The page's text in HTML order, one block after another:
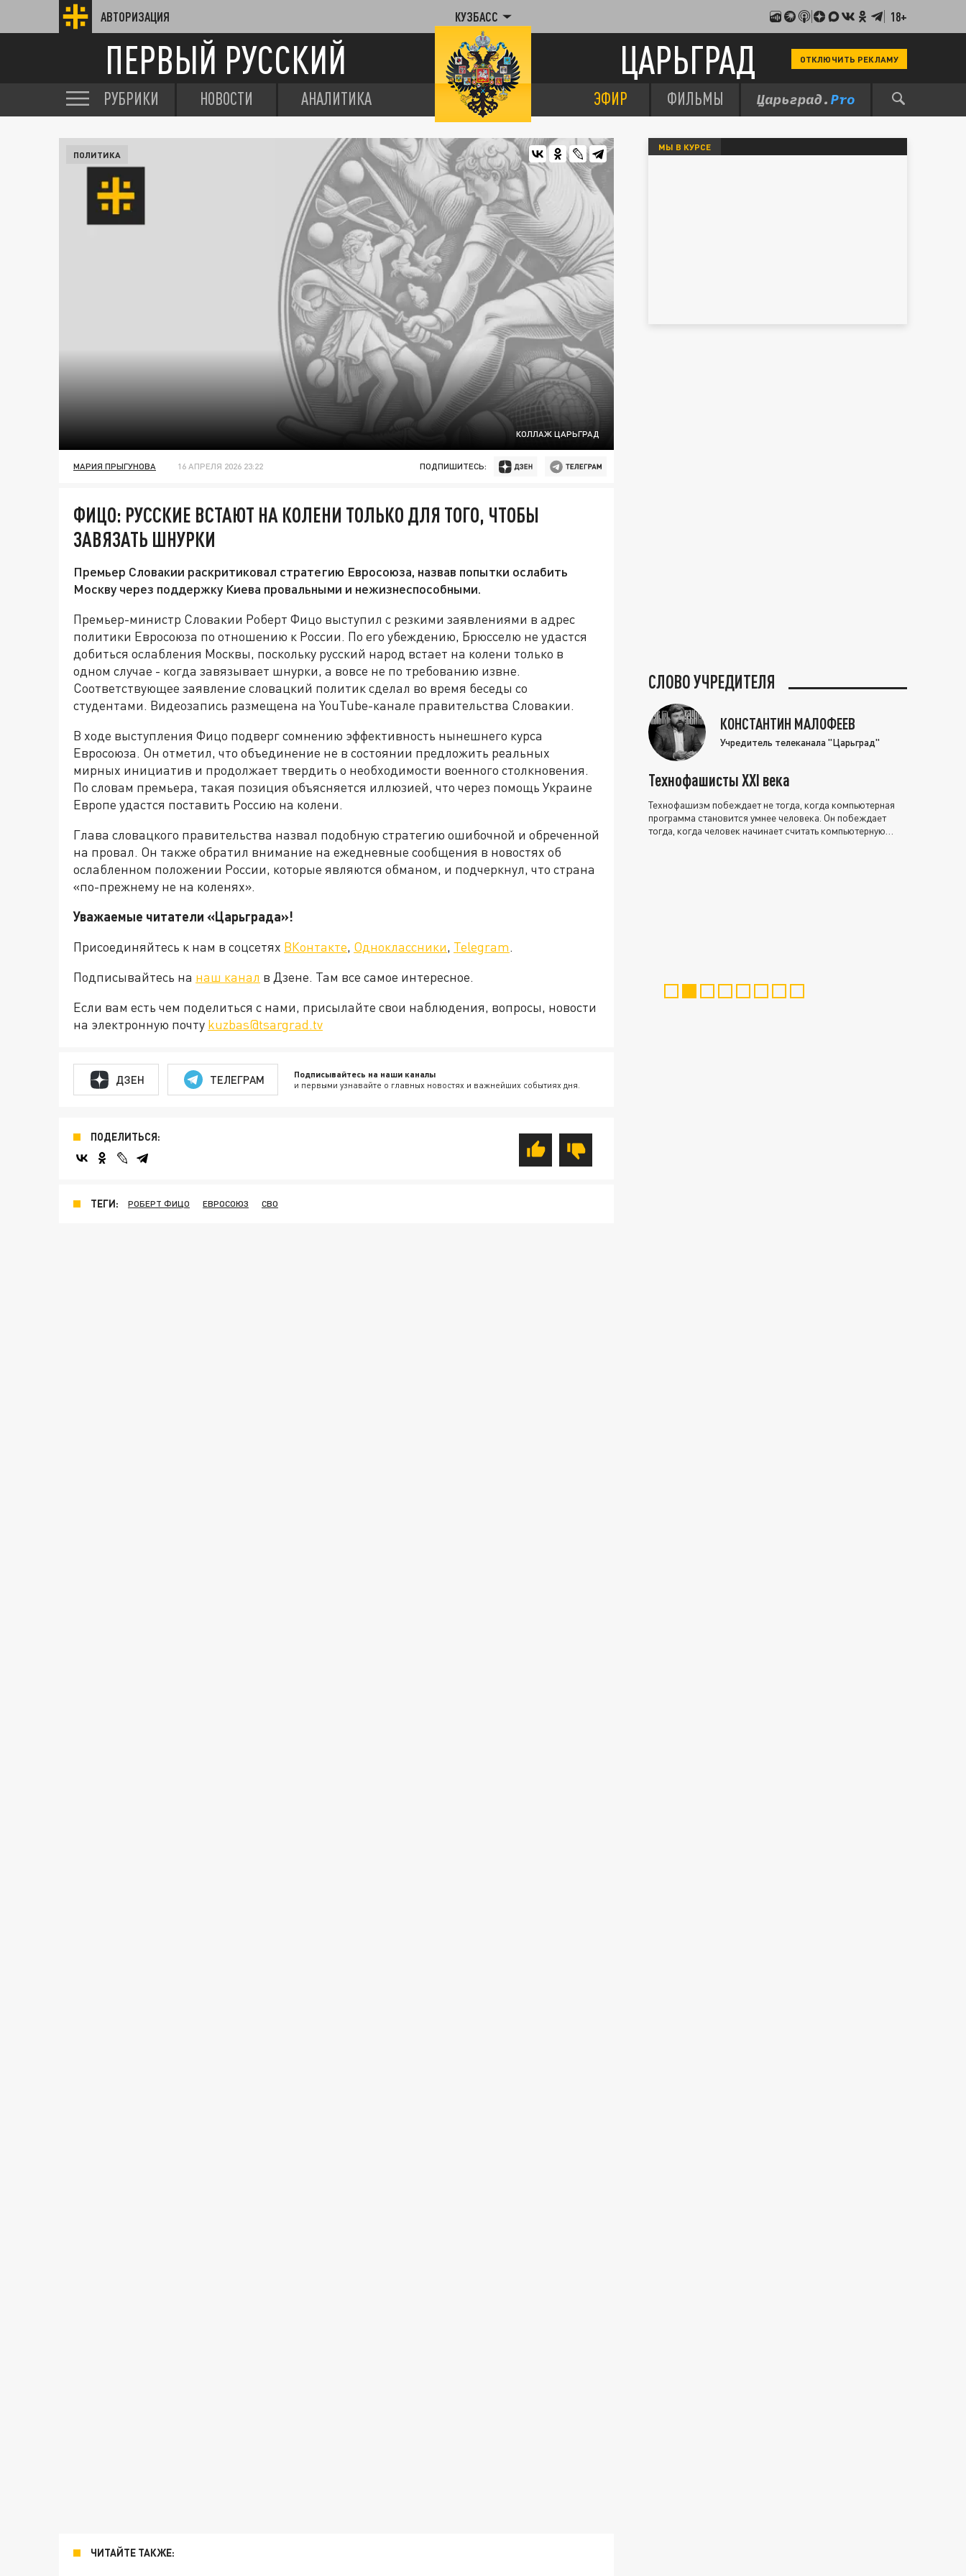
АВТОРИЗАЦИЯ КУЗБАСС 18+
ПЕРВЫЙ РУССКИЙ ЦАРЬГРАД ОТКЛЮЧИТЬ РЕКЛАМУ
РУБРИКИ НОВОСТИ АНАЛИТИКА ЭФИР ФИЛЬМЫ
КОЛЛАЖ ЦАРЬГРАД
ПОЛИТИКА
МАРИЯ ПРЫГУНОВА 16 АПРЕЛЯ 2026 23:22 ПОДПИШИТЕСЬ:
ФИЦО: РУССКИЕ ВСТАЮТ НА КОЛЕНИ ТОЛЬКО ДЛЯ ТОГО, ЧТОБЫ
ЗАВЯЗАТЬ ШНУРКИ
Премьер Словакии раскритиковал стратегию Евросоюза, назвав попытки ослабить
Москву через поддержку Киева провальными и нежизнеспособными.
Премьер-министр Словакии Роберт Фицо выступил с резкими заявлениями в адрес
политики Евросоюза по отношению к России. По его убеждению, Брюсселю не удастся
добиться ослабления Москвы, поскольку русский народ встает на колени только в
одном случае - когда завязывает шнурки, а вовсе не по требованию извне.
Соответствующее заявление словацкий политик сделал во время беседы со
студентами. Видеозапись размещена на YouTube-канале правительства Словакии.
В ходе выступления Фицо подверг сомнению эффективность нынешнего курса
Евросоюза. Он отметил, что объединение не в состоянии предложить реальных
мирных инициатив и продолжает твердить о необходимости военного столкновения.
По словам премьера, такая позиция объясняется иллюзией, что через помощь Украине
Европе удастся поставить Россию на колени.
Глава словацкого правительства назвал подобную стратегию ошибочной и обреченной
на провал. Он также обратил внимание на ежедневные сообщения в новостях об
ослабленном положении России, которые являются обманом, и подчеркнул, что страна
«по-прежнему не на коленях».
Уважаемые читатели «Царьграда»!
Присоединяйтесь к нам в соцсетях ВКонтакте, Одноклассники, Telegram.
Подписывайтесь на наш канал в Дзене. Там все самое интересное.
Если вам есть чем поделиться с нами, присылайте свои наблюдения, вопросы, новости
на электронную почту kuzbas@tsargrad.tv
ДЗЕН ТЕЛЕГРАМ Подписывайтесь на наши каналы
и первыми узнавайте о главных новостях и важнейших событиях дня.
ПОДЕЛИТЬСЯ:
ТЕГИ: РОБЕРТ ФИЦО ЕВРОСОЮЗ СВО
ЧИТАЙТЕ ТАКЖЕ:
МЫ В КУРСЕ
СЛОВО УЧРЕДИТЕЛЯ
КОНСТАНТИН МАЛОФЕЕВ
Учредитель телеканала "Царьград"
Технофашисты XXI века
Технофашизм побеждает не тогда, когда компьютерная
программа становится умнее человека. Он побеждает
тогда, когда человек начинает считать компьютерную